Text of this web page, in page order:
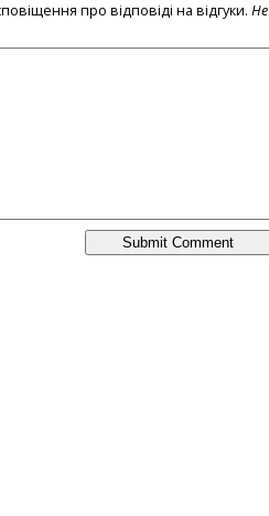
про відповіді на відгуки.Не